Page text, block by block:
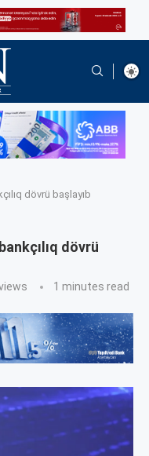
dövrü başlayıb
dövrü
1 minutes read